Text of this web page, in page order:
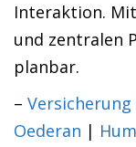
Interaktion.
und zentralen
planbar.
– Versicherung
Oederan |